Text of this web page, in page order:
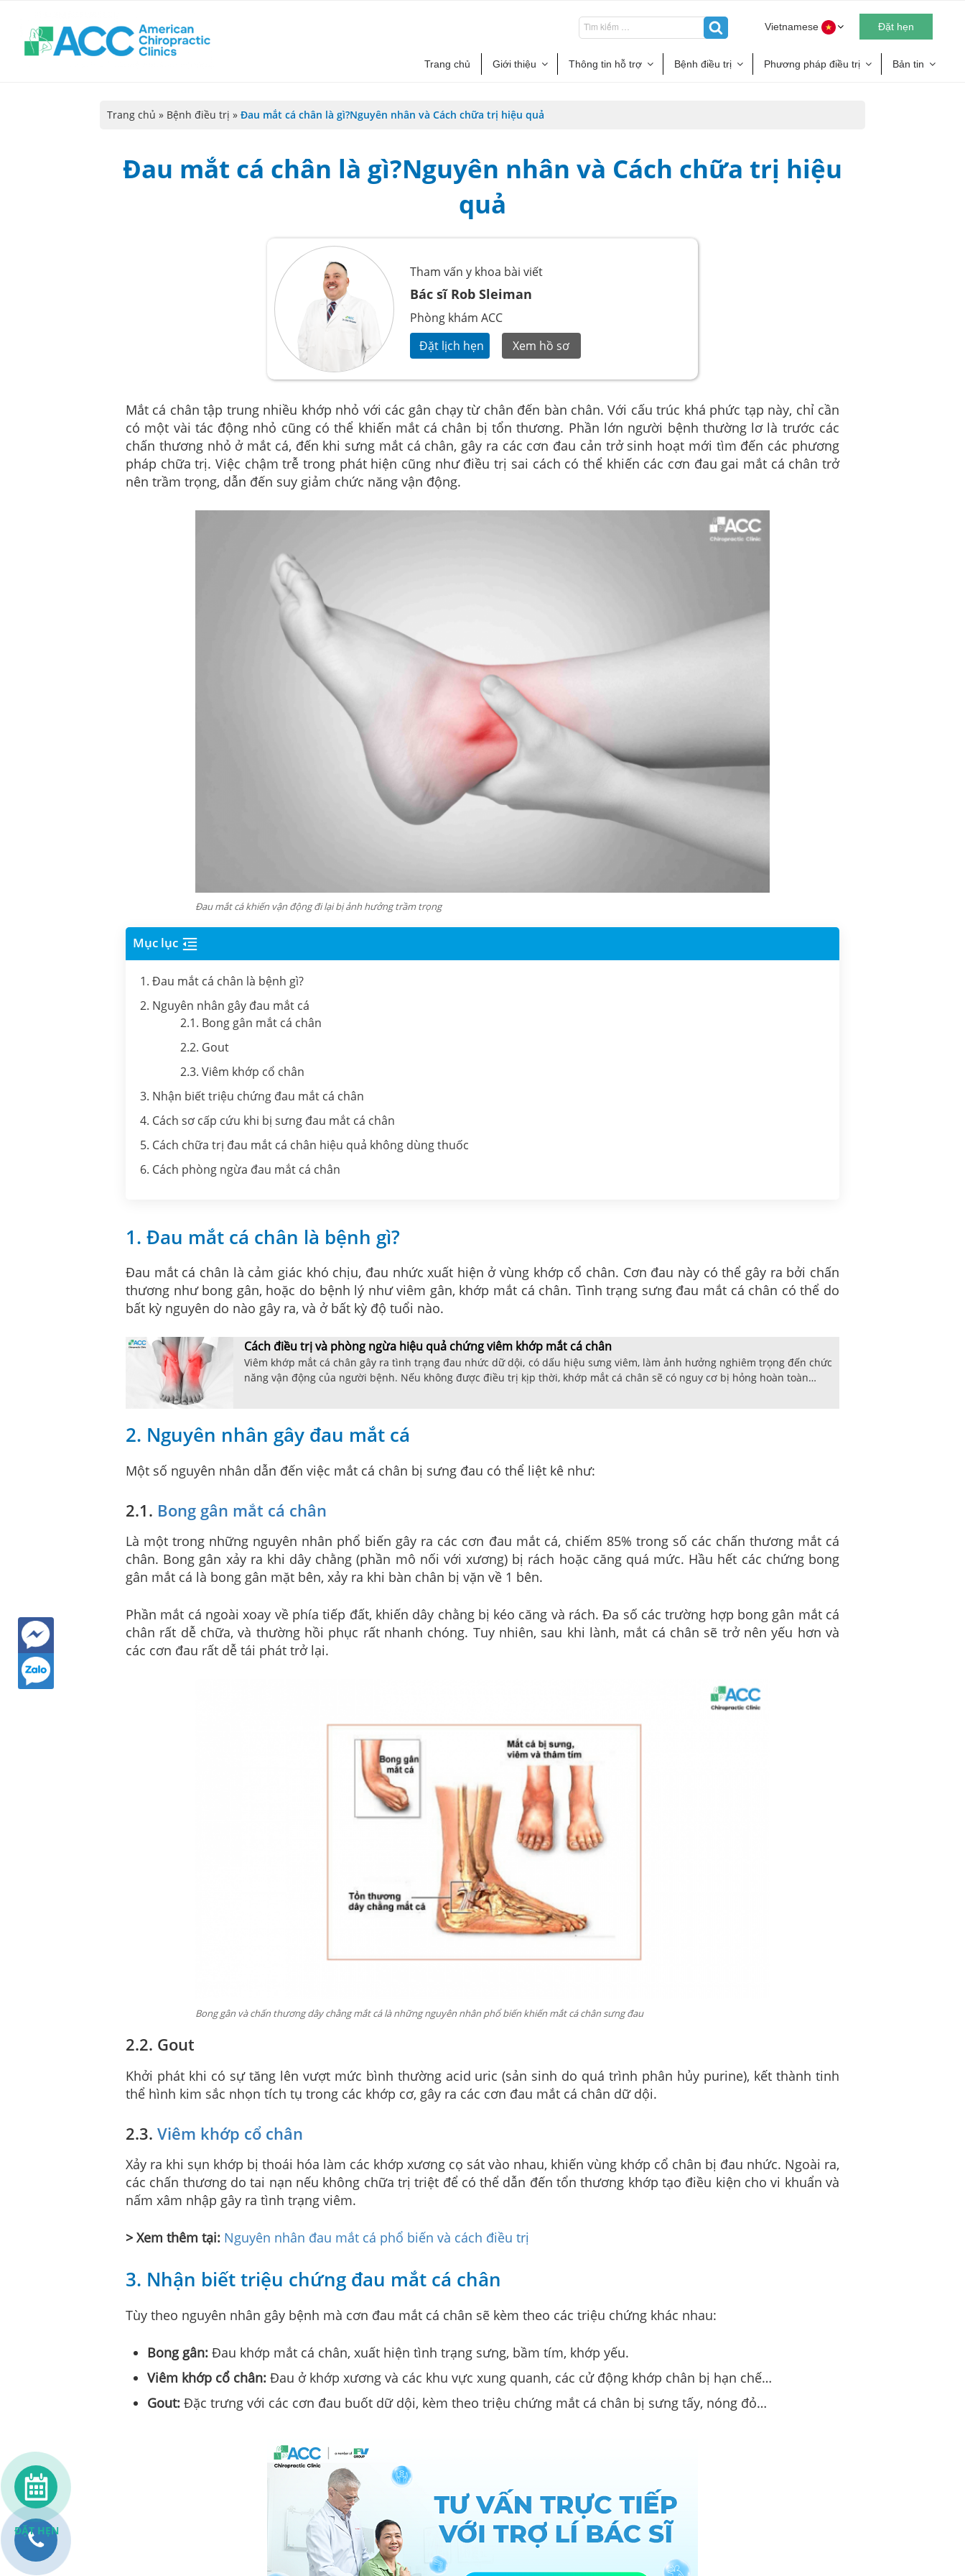
Vietnamese Đặt hẹn
Trang chủ Giới thiệu Thông tin hỗ trợ Bệnh điều trị Phương pháp điều trị Bản tin
Trang chủ » Bệnh điều trị » Đau mắt cá chân là gì?Nguyên nhân và Cách chữa trị hiệu quả
Đau mắt cá chân là gì?Nguyên nhân và Cách chữa trị hiệu
quả
Tham vấn y khoa bài viết
Bác sĩ Rob Sleiman
Phòng khám ACC
Đặt lịch hẹn
Xem hồ sơ
Mắt cá chân tập trung nhiều khớp nhỏ với các gân chạy từ chân đến bàn chân. Với cấu trúc khá phức tạp này, chỉ cần
có một vài tác động nhỏ cũng có thể khiến mắt cá chân bị tổn thương. Phần lớn người bệnh thường lơ là trước các
chấn thương nhỏ ở mắt cá, đến khi sưng mắt cá chân, gây ra các cơn đau cản trở sinh hoạt mới tìm đến các phương
pháp chữa trị. Việc chậm trễ trong phát hiện cũng như điều trị sai cách có thể khiến các cơn đau gai mắt cá chân trở
nên trầm trọng, dẫn đến suy giảm chức năng vận động.
Đau mắt cá khiến vận động đi lại bị ảnh hưởng trầm trọng
Mục lục
1. Đau mắt cá chân là bệnh gì?
2. Nguyên nhân gây đau mắt cá
2.1. Bong gân mắt cá chân
2.2. Gout
2.3. Viêm khớp cổ chân
3. Nhận biết triệu chứng đau mắt cá chân
4. Cách sơ cấp cứu khi bị sưng đau mắt cá chân
5. Cách chữa trị đau mắt cá chân hiệu quả không dùng thuốc
6. Cách phòng ngừa đau mắt cá chân
1. Đau mắt cá chân là bệnh gì?
Đau mắt cá chân là cảm giác khó chịu, đau nhức xuất hiện ở vùng khớp cổ chân. Cơn đau này có thể gây ra bởi chấn
thương như bong gân, hoặc do bệnh lý như viêm gân, khớp mắt cá chân. Tình trạng sưng đau mắt cá chân có thể do
bất kỳ nguyên do nào gây ra, và ở bất kỳ độ tuổi nào.
Cách điều trị và phòng ngừa hiệu quả chứng viêm khớp mắt cá chân
Viêm khớp mắt cá chân gây ra tình trạng đau nhức dữ dội, có dấu hiệu sưng viêm, làm ảnh hưởng nghiêm trọng đến chức
năng vận động của người bệnh. Nếu không được điều trị kịp thời, khớp mắt cá chân sẽ có nguy cơ bị hỏng hoàn toàn…
2. Nguyên nhân gây đau mắt cá
Một số nguyên nhân dẫn đến việc mắt cá chân bị sưng đau có thể liệt kê như:
2.1. Bong gân mắt cá chân
Là một trong những nguyên nhân phổ biến gây ra các cơn đau mắt cá, chiếm 85% trong số các chấn thương mắt cá
chân. Bong gân xảy ra khi dây chằng (phần mô nối với xương) bị rách hoặc căng quá mức. Hầu hết các chứng bong
gân mắt cá là bong gân mặt bên, xảy ra khi bàn chân bị vặn về 1 bên.
Phần mắt cá ngoài xoay về phía tiếp đất, khiến dây chằng bị kéo căng và rách. Đa số các trường hợp bong gân mắt cá
chân rất dễ chữa, và thường hồi phục rất nhanh chóng. Tuy nhiên, sau khi lành, mắt cá chân sẽ trở nên yếu hơn và
các cơn đau rất dễ tái phát trở lại.
Bong gân và chấn thương dây chằng mắt cá là những nguyên nhân phổ biến khiến mắt cá chân sưng đau
2.2. Gout
Khởi phát khi có sự tăng lên vượt mức bình thường acid uric (sản sinh do quá trình phân hủy purine), kết thành tinh
thể hình kim sắc nhọn tích tụ trong các khớp cơ, gây ra các cơn đau mắt cá chân dữ dội.
2.3. Viêm khớp cổ chân
Xảy ra khi sụn khớp bị thoái hóa làm các khớp xương cọ sát vào nhau, khiến vùng khớp cổ chân bị đau nhức. Ngoài ra,
các chấn thương do tai nạn nếu không chữa trị triệt để có thể dẫn đến tổn thương khớp tạo điều kiện cho vi khuẩn và
nấm xâm nhập gây ra tình trạng viêm.
> Xem thêm tại: Nguyên nhân đau mắt cá phổ biến và cách điều trị
3. Nhận biết triệu chứng đau mắt cá chân
Tùy theo nguyên nhân gây bệnh mà cơn đau mắt cá chân sẽ kèm theo các triệu chứng khác nhau:
Bong gân: Đau khớp mắt cá chân, xuất hiện tình trạng sưng, bầm tím, khớp yếu.
Viêm khớp cổ chân: Đau ở khớp xương và các khu vực xung quanh, các cử động khớp chân bị hạn chế…
Gout: Đặc trưng với các cơn đau buốt dữ dội, kèm theo triệu chứng mắt cá chân bị sưng tấy, nóng đỏ…
ĐẶT HẸN